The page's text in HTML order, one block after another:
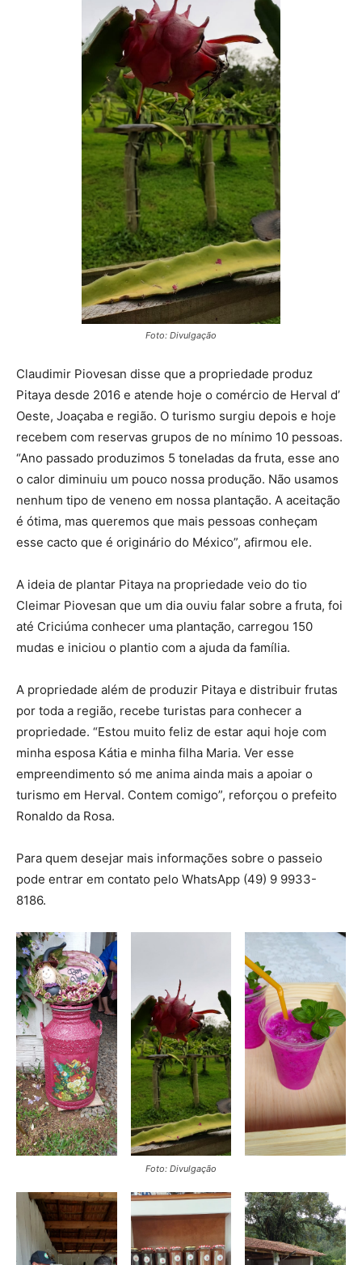
Foto: Divulgação
Claudimir Piovesan disse que a propriedade produz
Pitaya desde 2016 e atende hoje o comércio de Herval d’
Oeste, Joaçaba e região. O turismo surgiu depois e hoje
recebem com reservas grupos de no mínimo 10 pessoas.
“Ano passado produzimos 5 toneladas da fruta, esse ano
o calor diminuiu um pouco nossa produção. Não usamos
nenhum tipo de veneno em nossa plantação. A aceitação
é ótima, mas queremos que mais pessoas conheçam
esse cacto que é originário do México”, afirmou ele.
A ideia de plantar Pitaya na propriedade veio do tio
Cleimar Piovesan que um dia ouviu falar sobre a fruta, foi
até Criciúma conhecer uma plantação, carregou 150
mudas e iniciou o plantio com a ajuda da família.
A propriedade além de produzir Pitaya e distribuir frutas
por toda a região, recebe turistas para conhecer a
propriedade. “Estou muito feliz de estar aqui hoje com
minha esposa Kátia e minha filha Maria. Ver esse
empreendimento só me anima ainda mais a apoiar o
turismo em Herval. Contem comigo”, reforçou o prefeito
Ronaldo da Rosa.
Para quem desejar mais informações sobre o passeio
pode entrar em contato pelo WhatsApp (49) 9 9933-
8186.
Foto: Divulgação